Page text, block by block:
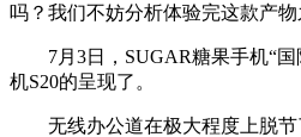
吗？我们不妨分析体验完这款产物
7月3日，SUGAR糖果手机“国
机S20的呈现了。
无线办公道在极大程度上脱节